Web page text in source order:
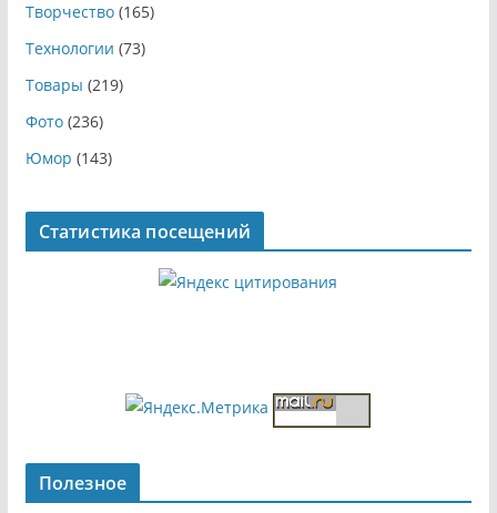
Творчество(165)
Технологии (73)
Товары (219)
Фото(236)
Юмор (143)
Статистика посещений
Полезное